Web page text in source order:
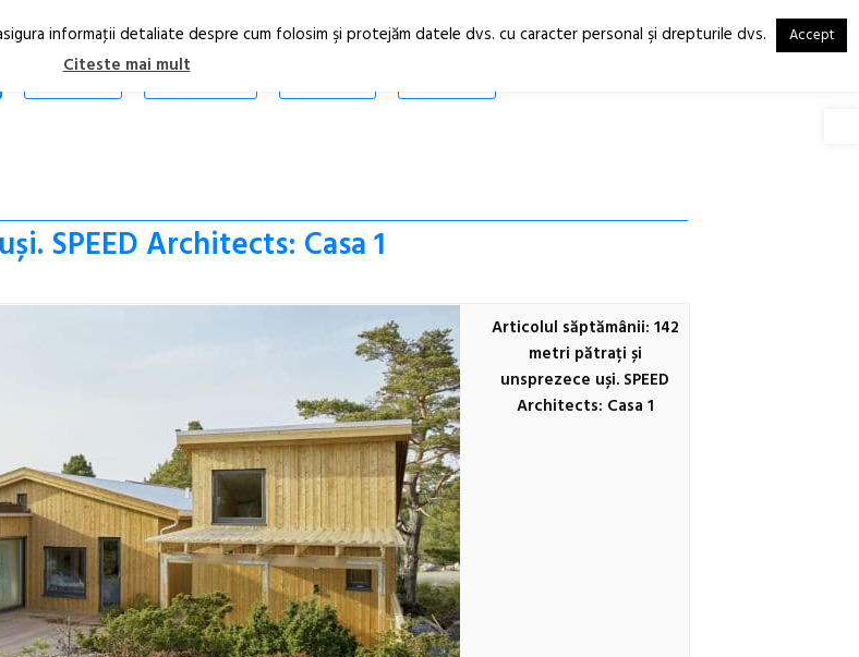
RO
EN
SPEED Architects: Casa 1
Articolul săptămânii: 142
metri pătrați și
unsprezece uși. SPEED
Architects: Casa 1
informaţii detaliate despre cum folosim şi protejăm datele dvs. cu caracter personal şi drepturile dvs. Accept
Citeste mai mult